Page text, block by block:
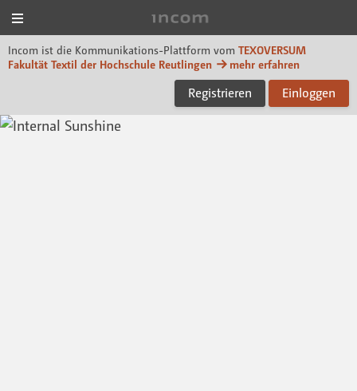
Incom ist die Kommunikations-Plattform vom TEXOVERSUM
Fakultät Textil der Hochschule Reutlingen
mehr erfahren
Registrieren Einloggen